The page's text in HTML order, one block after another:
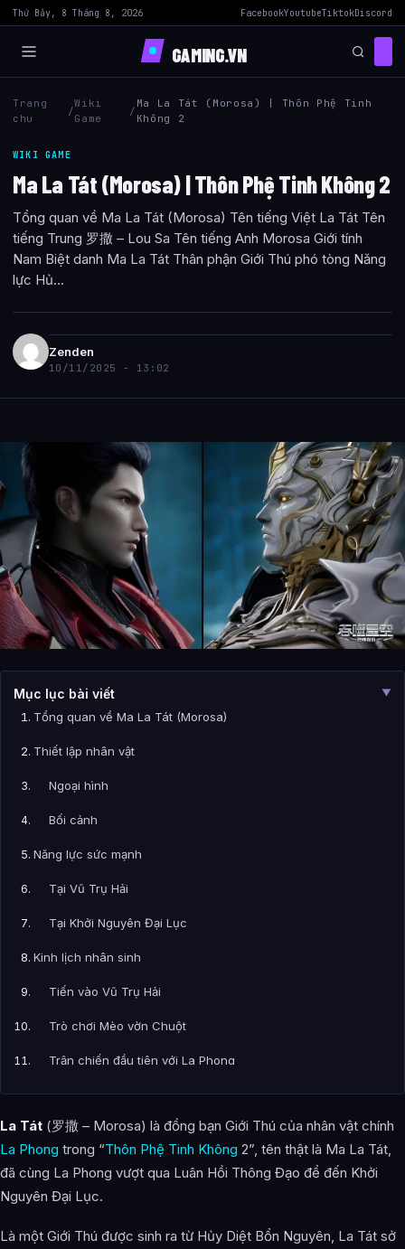
Thứ Bảy, 8 Tháng 8, 2026 FacebookYoutubeTiktokDiscord
GAMING.VN
Trang
chu
/
Wiki
Game
/
Ma La Tát (Morosa) | Thôn Phệ Tinh
Không 2
WIKI GAME
Ma La Tát (Morosa) | Thôn Phệ Tinh Không 2
Tổng quan về Ma La Tát (Morosa) Tên tiếng Việt La Tát Tên
tiếng Trung 罗撒 – Lou Sa Tên tiếng Anh Morosa Giới tính
Nam Biệt danh Ma La Tát Thân phận Giới Thú phó tòng Năng
lực Hủ...
Zenden
10/11/2025 - 13:02
Mục lục bài viết ▼
Tổng quan về Ma La Tát (Morosa)
Thiết lập nhân vật
Ngoại hình
Bối cảnh
Năng lực sức mạnh
Tại Vũ Trụ Hải
Tại Khởi Nguyên Đại Lục
Kinh lịch nhân sinh
Tiến vào Vũ Trụ Hải
Trò chơi Mèo vờn Chuột
Trận chiến đầu tiên với La Phong
Trận chiến thứ 2 với La Phong
Trận chiến thứ 3 với La Phong
Bị Nô Dịch
Đồng minh của La Phong
La Tát (罗撒 – Morosa) là đồng bạn Giới Thú của nhân vật chính
La Phong trong “Thôn Phệ Tinh Không 2”, tên thật là Ma La Tát,
đã cùng La Phong vượt qua Luân Hồi Thông Đạo để đến Khởi
Nguyên Đại Lục.
Là một Giới Thú được sinh ra từ Hủy Diệt Bổn Nguyên, La Tát sở